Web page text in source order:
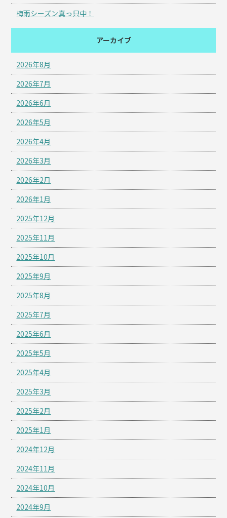
梅雨シーズン真っ只中！
アーカイブ
2026年8月
2026年7月
2026年6月
2026年5月
2026年4月
2026年3月
2026年2月
2026年1月
2025年12月
2025年11月
2025年10月
2025年9月
2025年8月
2025年7月
2025年6月
2025年5月
2025年4月
2025年3月
2025年2月
2025年1月
2024年12月
2024年11月
2024年10月
2024年9月